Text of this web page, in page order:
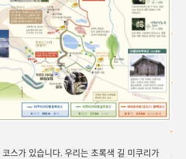
스가 있습니다. 우리는 초록색 길 미쿠리가